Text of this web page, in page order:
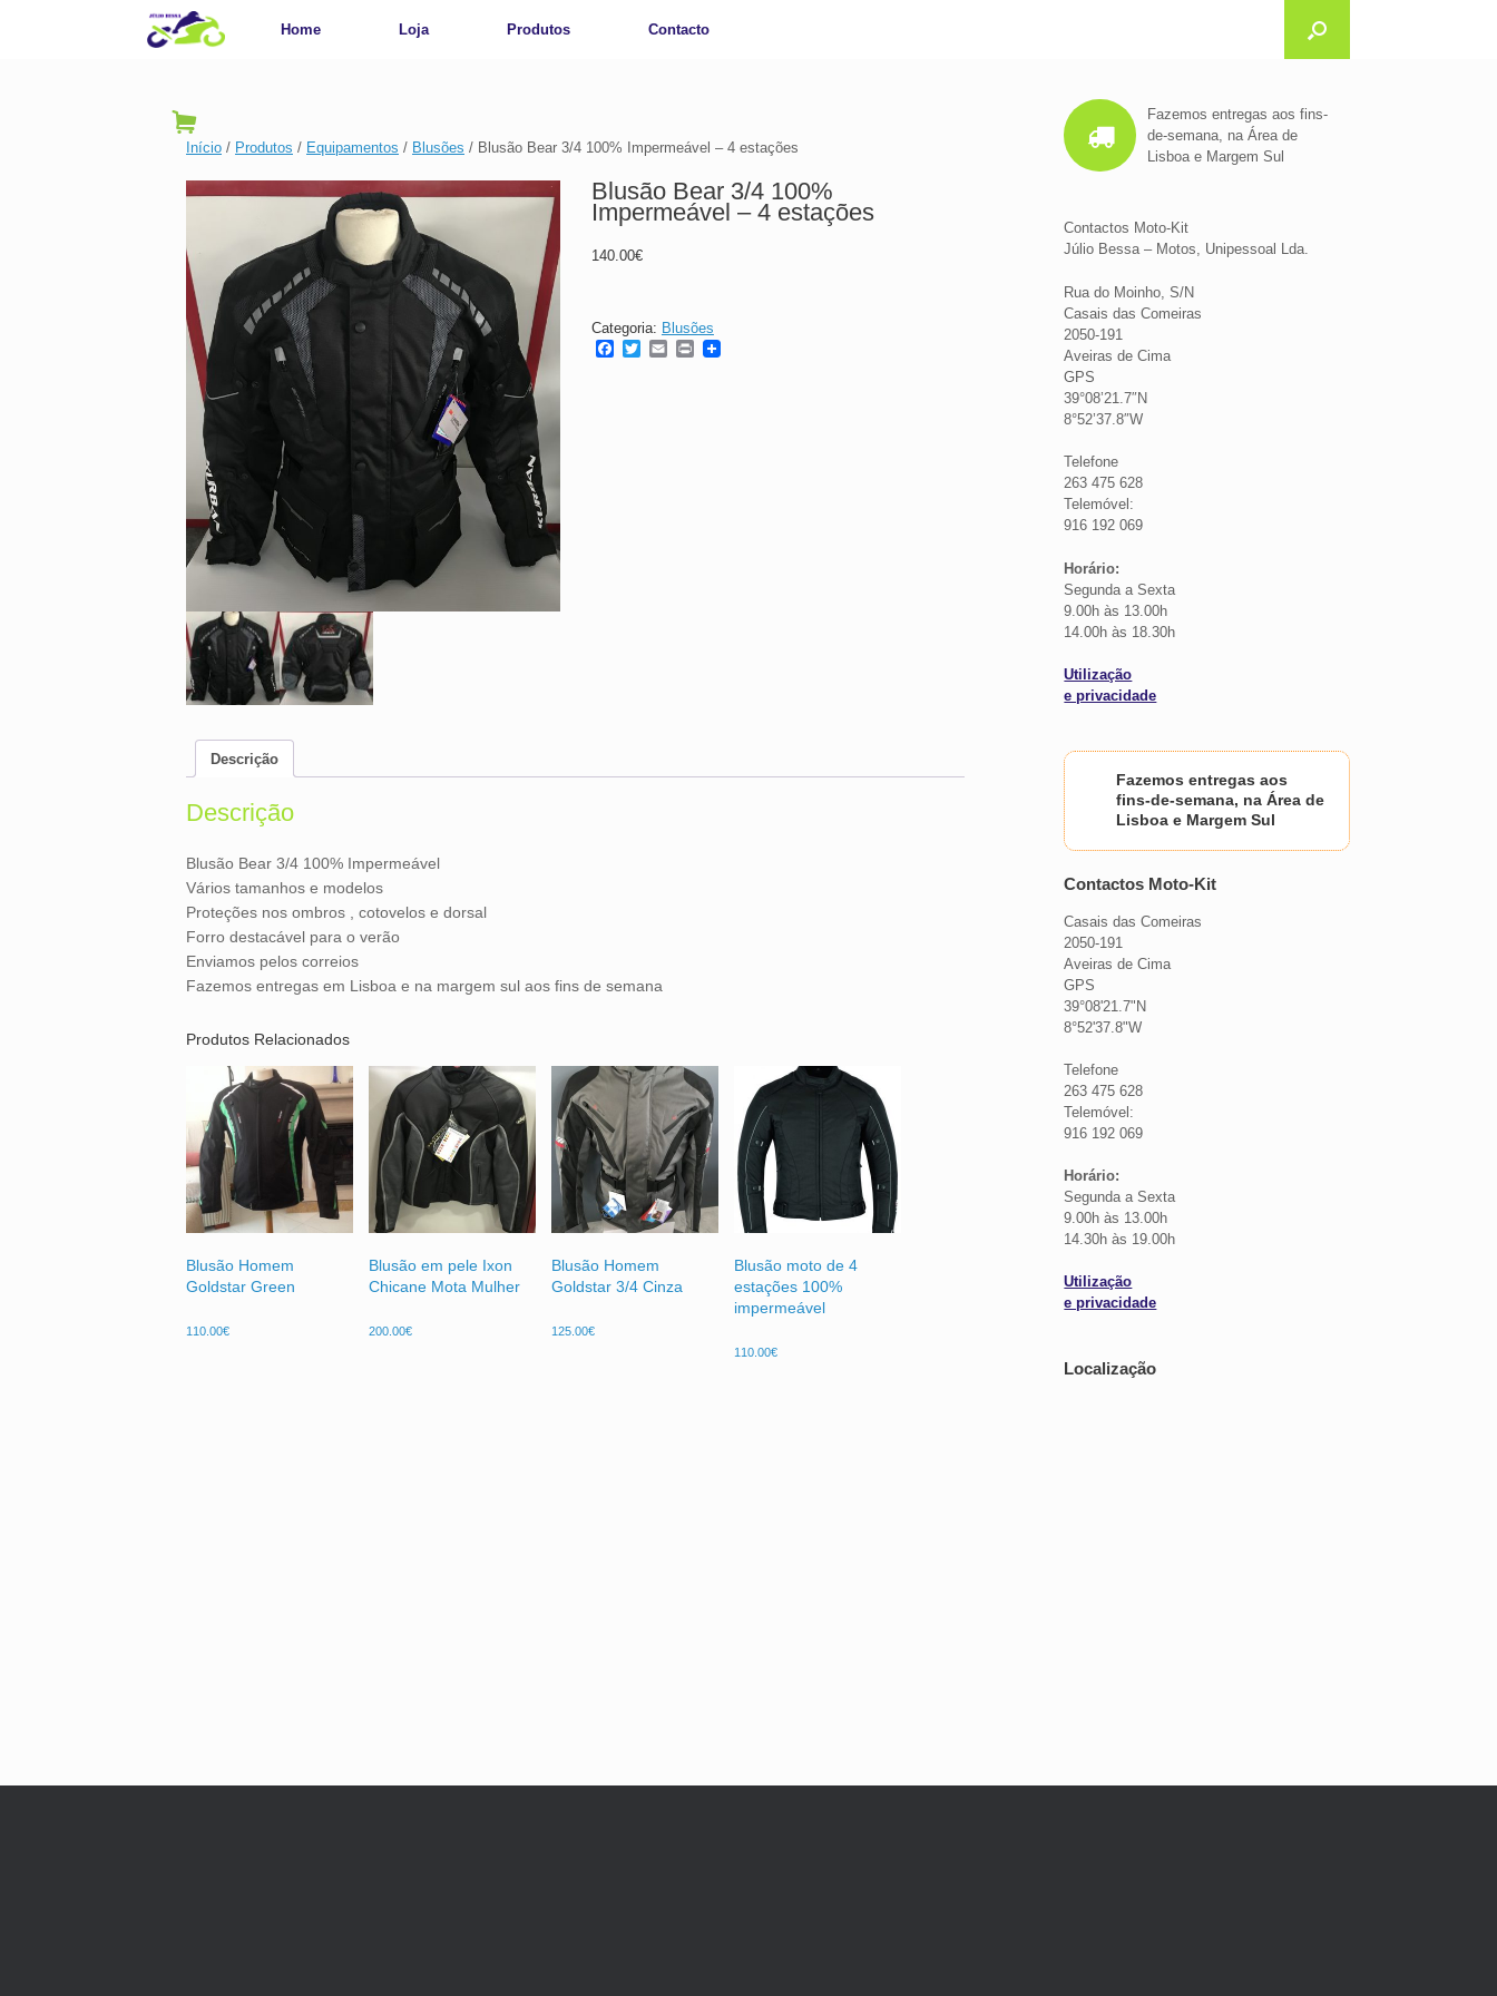
Home Loja Produtos Contacto
Início / Produtos / Equipamentos / Blusões / Blusão Bear 3/4 100% Impermeável – 4 estações
Blusão Bear 3/4 100%
Impermeável – 4 estações
140.00€
Categoria: Blusões
F
T
E
P
Descrição
Descrição
Blusão Bear 3/4 100% Impermeável
Vários tamanhos e modelos
Proteções nos ombros , cotovelos e dorsal
Forro destacável para o verão
Enviamos pelos correios
Fazemos entregas em Lisboa e na margem sul aos fins de semana
Produtos Relacionados
Blusão Homem
Goldstar Green
110.00€
Blusão em pele Ixon
Chicane Mota Mulher
200.00€
Blusão Homem
Goldstar 3/4 Cinza
125.00€
Blusão moto de 4
estações 100%
impermeável
110.00€
Fazemos entregas aos fins-
de-semana, na Área de
Lisboa e Margem Sul
Contactos Moto-Kit
Júlio Bessa – Motos, Unipessoal Lda.
Rua do Moinho, S/N
Casais das Comeiras
2050-191
Aveiras de Cima
GPS
39°08’21.7″N
8°52’37.8″W
Telefone
263 475 628
Telemóvel:
916 192 069
Horário:
Segunda a Sexta
9.00h às 13.00h
14.00h às 18.30h
Utilização
e privacidade
Fazemos entregas aos
fins-de-semana, na Área de
Lisboa e Margem Sul
Contactos Moto-Kit
Casais das Comeiras
2050-191
Aveiras de Cima
GPS
39°08'21.7"N
8°52'37.8"W
Telefone
263 475 628
Telemóvel:
916 192 069
Horário:
Segunda a Sexta
9.00h às 13.00h
14.30h às 19.00h
Utilização
e privacidade
Localização